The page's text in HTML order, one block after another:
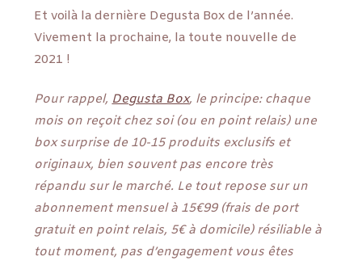
Et voilà la dernière Degusta Box de l’année.
Vivement la prochaine, la toute nouvelle de
2021 !
Pour rappel,Degusta Box, le principe: chaque
mois on reçoit chez soi (ou en point relais) une
box surprise de 10-15 produits exclusifs et
originaux, bien souvent pas encore très
répandu sur le marché. Le tout repose sur un
abonnement mensuel à 15€99 (frais de port
gratuit en point relais, 5€ à domicile) résiliable à
tout moment, pas d’engagement vous êtes